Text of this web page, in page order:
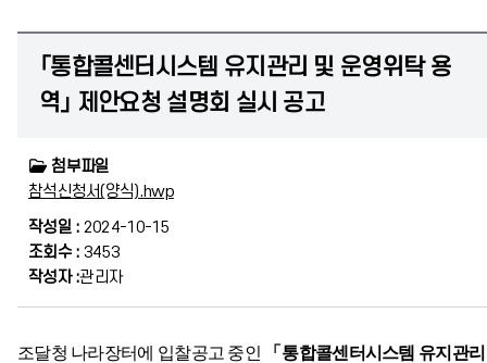
「통합콜센터시스템 유지관리 및 운영위탁 용
역」 제안요청 설명회 실시 공고
첨부파일
참석신청서(양식).hwp
작성일 : 2024-10-15
조회수 : 3453
작성자 :관리자
조달청 나라장터에 입찰공고 중인 「 통합콜센터시스템 유지관리